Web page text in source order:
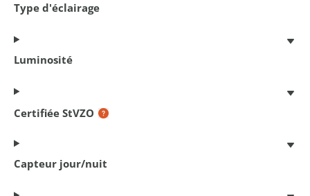
Type d'éclairage
Luminosité
Certifiée StVZO
Capteur jour/nuit
85 cm x 5.5 mm